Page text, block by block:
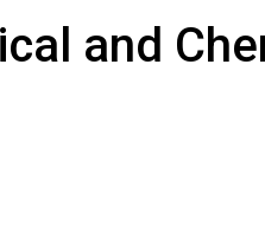
and